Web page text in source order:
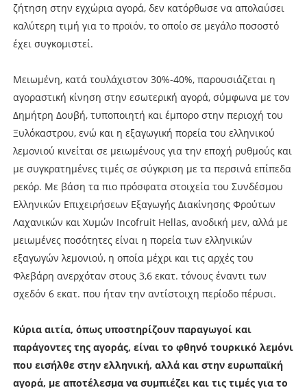
ζήτηση στην εγχώρια αγορά, δεν κατόρθωσε να απολαύσει
καλύτερη τιμή για το προϊόν, το οποίο σε μεγάλο ποσοστό
έχει συγκομιστεί.
Μειωμένη, κατά τουλάχιστον 30%-40%, παρουσιάζεται η
αγοραστική κίνηση στην εσωτερική αγορά, σύμφωνα με τον
Δημήτρη Δουβή, τυποποιητή και έμπορο στην περιοχή του
Ξυλόκαστρου, ενώ και η εξαγωγική πορεία του ελληνικού
λεμονιού κινείται σε μειωμένους για την εποχή ρυθμούς και
με συγκρατημένες τιμές σε σύγκριση με τα περσινά επίπεδα
ρεκόρ. Με βάση τα πιο πρόσφατα στοιχεία του Συνδέσμου
Ελληνικών Επιχειρήσεων Εξαγωγής Διακίνησης Φρούτων
Λαχανικών και Χυμών Incofruit Hellas, ανοδική μεν, αλλά με
μειωμένες ποσότητες είναι η πορεία των ελληνικών
εξαγωγών λεμονιού, η οποία μέχρι και τις αρχές του
Φλεβάρη ανερχόταν στους 3,6 εκατ. τόνους έναντι των
σχεδόν 6 εκατ. που ήταν την αντίστοιχη περίοδο πέρυσι.
Κύρια αιτία, όπως υποστηρίζουν παραγωγοί και
παράγοντες της αγοράς, είναι το φθηνό τουρκικό λεμόνι
που εισήλθε στην ελληνική, αλλά και στην ευρωπαϊκή
αγορά, με αποτέλεσμα να συμπιέζει και τις τιμές για το